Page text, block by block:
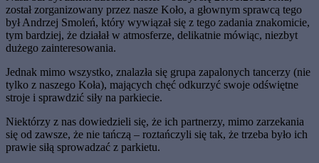
został zorganizowany przez nasze Koło, a głownym sprawcą tego
był Andrzej Smoleń, który wywiązał się z tego zadania znakomicie,
tym bardziej, że działał w atmosferze, delikatnie mówiąc, niezbyt
dużego zainteresowania.
Jednak mimo wszystko, znalazła się grupa zapalonych tancerzy (nie
tylko z naszego Koła), mających chęć odkurzyć swoje odświętne
stroje i sprawdzić siły na parkiecie.
Niektórzy z nas dowiedzieli się, że ich partnerzy, mimo zarzekania
się od zawsze, że nie tańczą – roztańczyli się tak, że trzeba było ich
prawie siłą sprowadzać z parkietu.